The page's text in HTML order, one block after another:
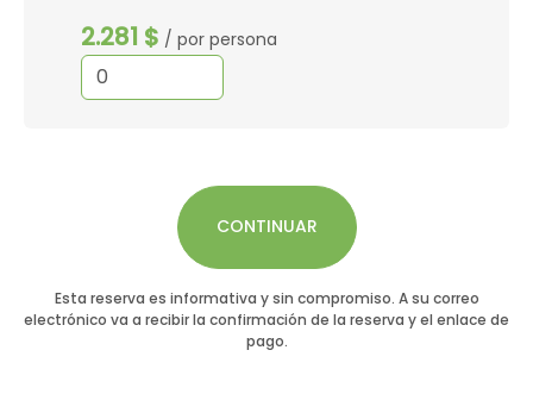
2.281 $ / por persona
CONTINUAR
Esta reserva es informativa y sin compromiso. A su correo
electrónico va a recibir la confirmación de la reserva y el enlace de
pago.